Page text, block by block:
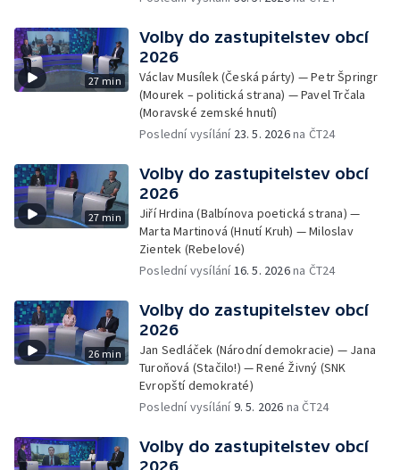
27 min
Volby do zastupitelstev obcí
2026
Václav Musílek (Česká párty) — Petr Špringr
(Mourek – politická strana) — Pavel Trčala
(Moravské zemské hnutí)
Poslední vysílání 23. 5. 2026na ČT24
27 min
Volby do zastupitelstev obcí
2026
Jiří Hrdina (Balbínova poetická strana) —
Marta Martinová (Hnutí Kruh) — Miloslav
Zientek (Rebelové)
Poslední vysílání16. 5. 2026na ČT24
26 min
Volby do zastupitelstev obcí
2026
Jan Sedláček (Národní demokracie) — Jana
Turoňová (Stačilo!) — René Živný (SNK
Evropští demokraté)
Poslední vysílání9. 5. 2026 na ČT24
Volby do zastupitelstev obcí
2026